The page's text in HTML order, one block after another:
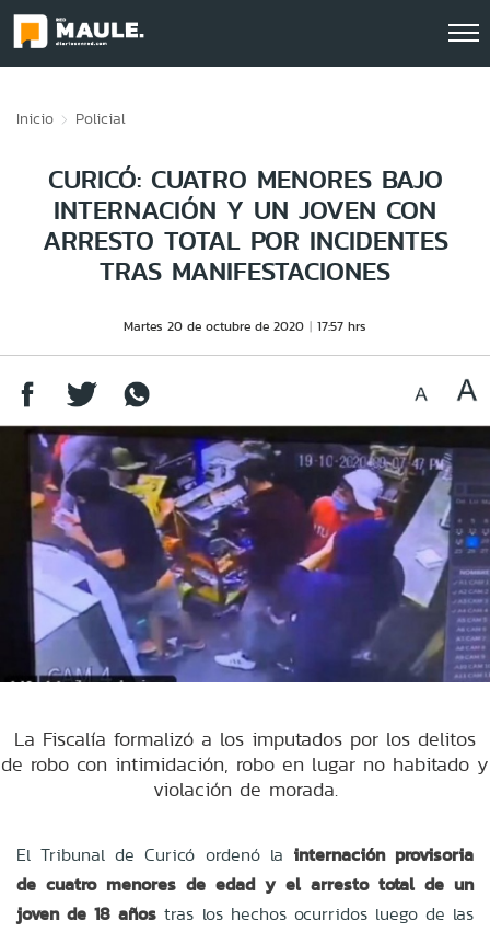
Inicio Policial
CURICÓ: CUATRO MENORES BAJO
INTERNACIÓN Y UN JOVEN CON
ARRESTO TOTAL POR INCIDENTES
TRAS MANIFESTACIONES
Martes 20 de octubre de 2020 17:57 hrs
La Fiscalía formalizó a los imputados por los delitos
de robo con intimidación, robo en lugar no habitado y
violación de morada.
El Tribunal de Curicó ordenó la internación provisoria
de cuatro menores de edad y el arresto total de un
joven de 18 años tras los hechos ocurridos luego de las